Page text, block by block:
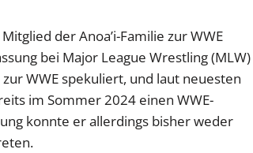
der Anoa’i-Familie zur WWE
bei Major League Wrestling (MLW)
WWE spekuliert, und laut neuesten
im Sommer 2024 einen WWE-
konnte er allerdings bisher weder